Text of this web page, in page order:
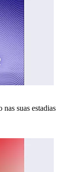
suas estadias